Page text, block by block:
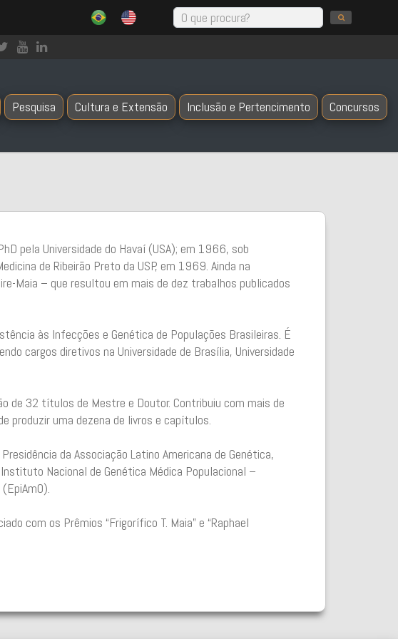
Pesquisa Cultura e Extensão Inclusão e Pertencimento Concursos
pela Universidade do Havaí (USA); em 1966, sob
de Ribeirão Preto da USP, em 1969. Ainda na
Maia – que resultou em mais de dez trabalhos publicados
às Infecções e Genética de Populações Brasileiras. É
cargos diretivos na Universidade de Brasília, Universidade
de 32 títulos de Mestre e Doutor. Contribuiu com mais de
produzir uma dezena de livros e capítulos.
da Associação Latino Americana de Genética,
Nacional de Genética Médica Populacional –
com os Prêmios “Frigorífico T. Maia” e “Raphael